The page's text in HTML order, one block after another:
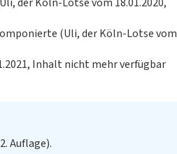
(Uli, der Köln-Lotse vom
Inhalt nicht mehr verfügbar
Auflage).